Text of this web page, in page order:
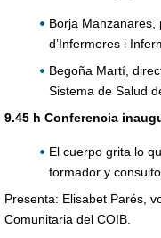
Borja Manzanares,
d’Infermeres i
Begoña Martí,
Sistema de Salud
9.45 h Conferencia
El cuerpo grita lo
formador y
Presenta: Elisabet Parés,
Comunitaria del COIB.